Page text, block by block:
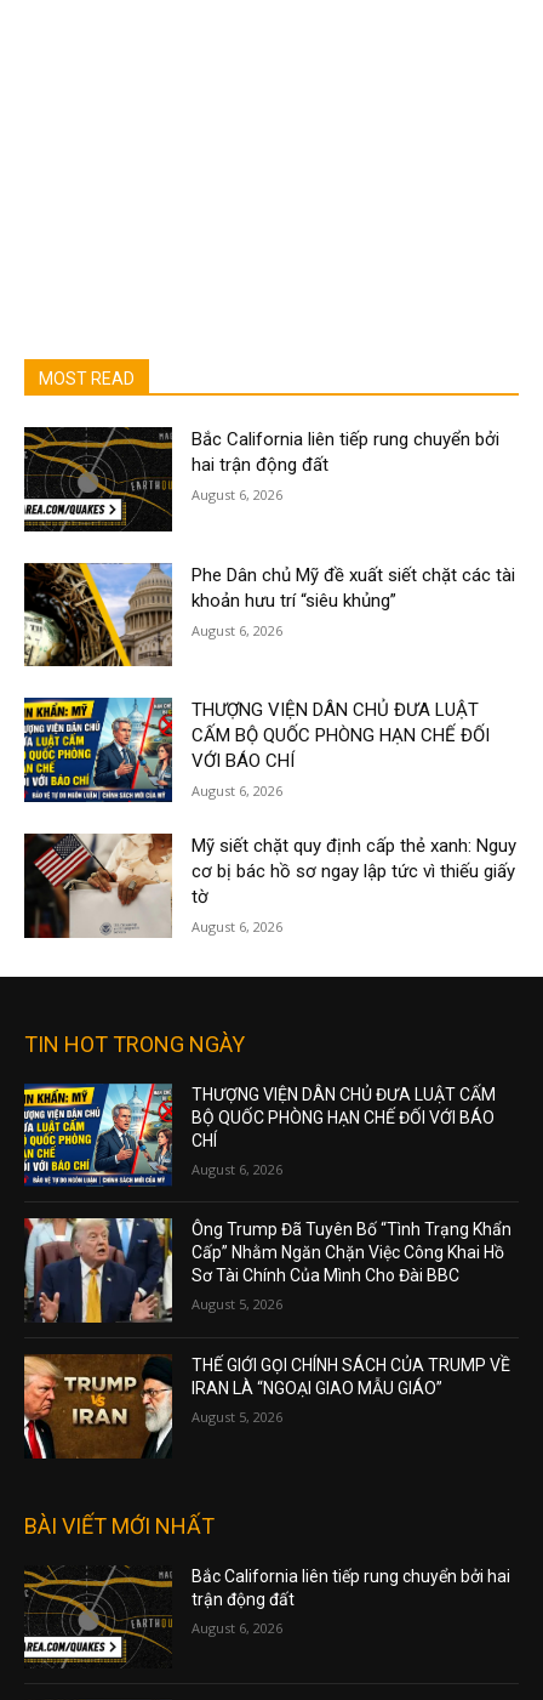
MOST READ
Bắc California liên tiếp rung chuyển bởi
hai trận động đất
August 6, 2026
Phe Dân chủ Mỹ đề xuất siết chặt các tài
khoản hưu trí “siêu khủng”
August 6, 2026
THƯỢNG VIỆN DÂN CHỦ ĐƯA LUẬT
CẤM BỘ QUỐC PHÒNG HẠN CHẾ ĐỐI
VỚI BÁO CHÍ
August 6, 2026
Mỹ siết chặt quy định cấp thẻ xanh: Nguy
cơ bị bác hồ sơ ngay lập tức vì thiếu giấy
tờ
August 6, 2026
TIN HOT TRONG NGÀY
THƯỢNG VIỆN DÂN CHỦ ĐƯA LUẬT CẤM
BỘ QUỐC PHÒNG HẠN CHẾ ĐỐI VỚI BÁO
CHÍ
August 6, 2026
Ông Trump Đã Tuyên Bố “Tình Trạng Khẩn
Cấp” Nhằm Ngăn Chặn Việc Công Khai Hồ
Sơ Tài Chính Của Mình Cho Đài BBC
August 5, 2026
THẾ GIỚI GỌI CHÍNH SÁCH CỦA TRUMP VỀ
IRAN LÀ “NGOẠI GIAO MẪU GIÁO”
August 5, 2026
BÀI VIẾT MỚI NHẤT
Bắc California liên tiếp rung chuyển bởi hai
trận động đất
August 6, 2026